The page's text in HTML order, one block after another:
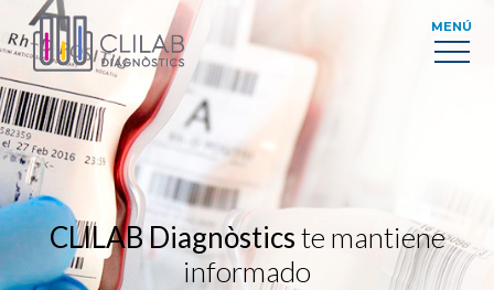
MENÚ
CLILAB Diagnòsticste mantiene
informado